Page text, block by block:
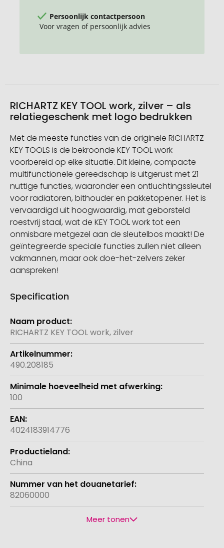
Persoonlijk contactpersoon
Voor vragen of persoonlijk advies
RICHARTZ KEY TOOL work, zilver – als
relatiegeschenk met logo bedrukken
Met de meeste functies van de originele RICHARTZ
KEY TOOLS is de bekroonde KEY TOOL work
voorbereid op elke situatie. Dit kleine, compacte
multifunctionele gereedschap is uitgerust met 21
nuttige functies, waaronder een ontluchtingssleutel
voor radiatoren, bithouder en pakketopener. Het is
vervaardigd uit hoogwaardig, mat geborsteld
roestvrij staal, wat de KEY TOOL work tot een
onmisbare metgezel aan de sleutelbos maakt! De
geïntegreerde speciale functies zullen niet alleen
vakmannen, maar ook doe-het-zelvers zeker
aanspreken!
Specification
Meer
informatie
RICHARTZ KEY TOOL work, zilver
490.208185
100
4024183914776
China
82060000
Meer tonen